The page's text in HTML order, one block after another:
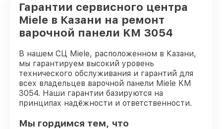
Гарантии сервисного центра
Miele в Казани на ремонт
варочной панели KM 3054
В нашем СЦ Miele, расположенном в Казани,
мы гарантируем высокий уровень
технического обслуживания и гарантий для
всех владельцев варочной панели Miele KM
3054. Наши гарантии базируются на
принципах надёжности и ответственности.
Мы гордимся тем, что